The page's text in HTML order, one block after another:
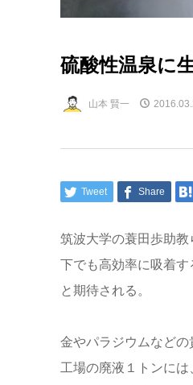
硫酸性温泉に
山本 賢一
Tweet Share
筑波大学の蓑田歩助
下でも高効率に吸着
と期待される。
金やパラジウムなど
工場の廃液１トンに